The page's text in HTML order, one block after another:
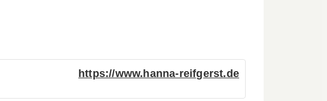
https://www.hanna-reifgerst.de